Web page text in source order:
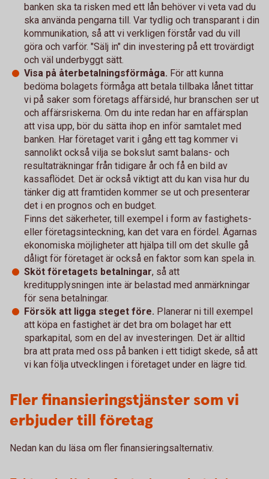
banken ska ta risken med ett lån behöver vi veta vad du
ska använda pengarna till. Var tydlig och transparant i din
kommunikation, så att vi verkligen förstår vad du vill
göra och varför. "Sälj in" din investering på ett trovärdigt
och väl underbyggt sätt.
Visa på återbetalningsförmåga. För att kunna
bedöma bolagets förmåga att betala tillbaka lånet tittar
vi på saker som företags affärsidé, hur branschen ser ut
och affärsriskerna. Om du inte redan har en affärsplan
att visa upp, bör du sätta ihop en inför samtalet med
banken. Har företaget varit i gång ett tag kommer vi
sannolikt också vilja se bokslut samt balans- och
resultaträkningar från tidigare år och få en bild av
kassaflödet. Det är också viktigt att du kan visa hur du
tänker dig att framtiden kommer se ut och presenterar
det i en prognos och en budget.
Finns det säkerheter, till exempel i form av fastighets-
eller företagsinteckning, kan det vara en fördel. Ägarnas
ekonomiska möjligheter att hjälpa till om det skulle gå
dåligt för företaget är också en faktor som kan spela in.
Sköt företagets betalningar, så att
kreditupplysningen inte är belastad med anmärkningar
för sena betalningar.
Försök att ligga steget före. Planerar ni till exempel
att köpa en fastighet är det bra om bolaget har ett
sparkapital, som en del av investeringen. Det är alltid
bra att prata med oss på banken i ett tidigt skede, så att
vi kan följa utvecklingen i företaget under en lägre tid.
Fler finansieringstjänster som vi
erbjuder till företag
Nedan kan du läsa om fler finansieringsalternativ.